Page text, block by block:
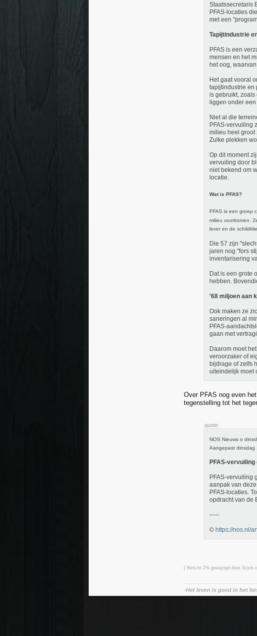
Staatssecretaris
PFAS-locaties
met een
Tapijtindustrie
PFAS is een
mensen en het
het oog,
Het gaat vooral
tapijtindustrie en
is gebruikt,
liggen onder een
Niet al die
PFAS-vervuiling
milieu heel groot
Zulke plekken
Op dit moment
vervuiling door
niet bekend om
locatie.
Wat is PFAS?
PFAS is een groep
milieu voorkomen.
lever en de
Die 57 zijn
jaren nog "fors
inventarisering
Dat is een grote
hebben.
'68 miljoen aan
Ook maken ze
saneringen al
PFAS-
gaan met
Daarom moet
veroorzaker of
bijdrage of zelfs
uiteindelijk moet
Over PFAS nog even
tegenstelling tot het
quote:
NOS Nieuws o
Aangepast dinsdag
PFAS-
PFAS-vervuiling
aanpak van
PFAS-locaties.
opdracht van de
-----
© https://nos.nl/
[ Bericht 2% gewijzigd door Scjvb
-Het leven is goed in het